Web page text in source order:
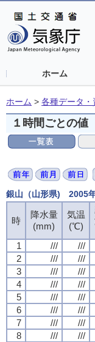
ホーム
ホーム > 各種データ・
１時間ごとの値
銀山（山形県) 2005年
時
降水量
(mm)
気温
(℃)
1
/// ///
2
/// ///
3
/// ///
4
/// ///
5
/// ///
6
/// ///
7
/// ///
8
/// ///